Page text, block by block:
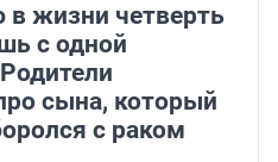
жизни четверть
с одной
сына, который
с раком